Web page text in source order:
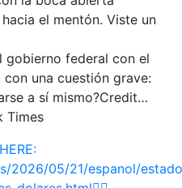
gobierno federal con el
una cuestión grave:
a sí mismo?Credit…
Times
2026/05/21/espanol/